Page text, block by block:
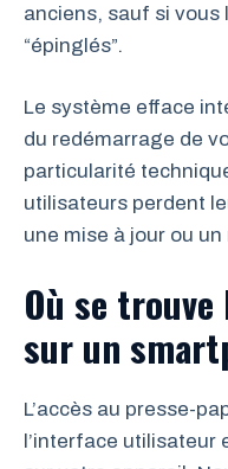
anciens, sauf si vous
“épinglés”.
Le système efface
du redémarrage de
particularité
utilisateurs perdent
une mise à jour ou
Où se
sur un
L’accès au presse-
l’interface utilisateur